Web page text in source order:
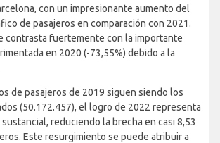
con un impresionante aumento del
de pasajeros en comparación con 2021.
contrasta fuertemente con la importante
en 2020 (-73,55%) debido a la
de pasajeros de 2019 siguen siendo los
(50.172.457), el logro de 2022 representa
reduciendo la brecha en casi 8,53
Este resurgimiento se puede atribuir a